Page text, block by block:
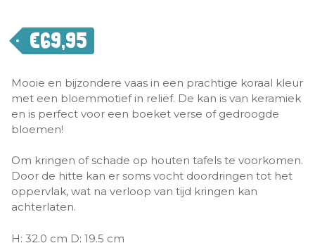
€69,95
Mooie en bijzondere vaas in een prachtige koraal kleur
met een bloemmotief in reliëf. De kan is van keramiek
en is perfect voor een boeket verse of gedroogde
bloemen!
Om kringen of schade op houten tafels te voorkomen.
Door de hitte kan er soms vocht doordringen tot het
oppervlak, wat na verloop van tijd kringen kan
achterlaten.
H: 32.0 cm D: 19.5 cm